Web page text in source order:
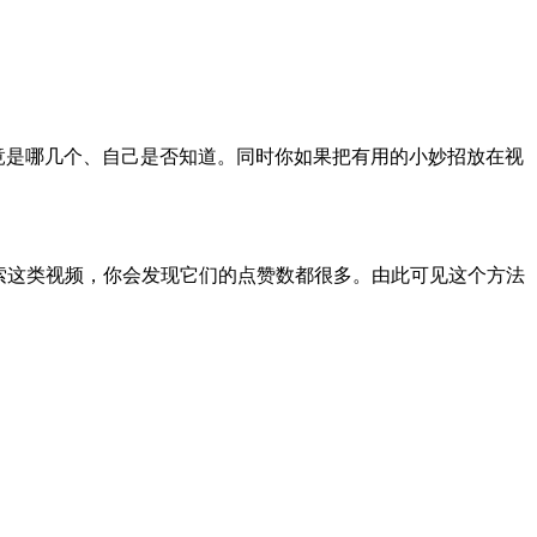
哪几个、自己是否知道。同时你如果把有用的小妙招放在视
类视频，你会发现它们的点赞数都很多。由此可见这个方法